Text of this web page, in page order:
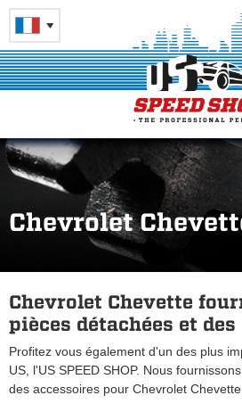
Chevrolet
Chevrolet Chevette
pièces détachées et
Profitez vous également d'un des plus
US, l'US SPEED SHOP. Nous
des accessoires pour Chevrolet Chevette.